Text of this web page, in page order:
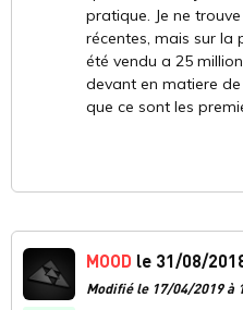
pratique. Je ne
récentes, mais sur la
été vendu a 25
devant en matiere
que ce sont les
MOOD le 31/08/
Modifié le 17/04/2019 à